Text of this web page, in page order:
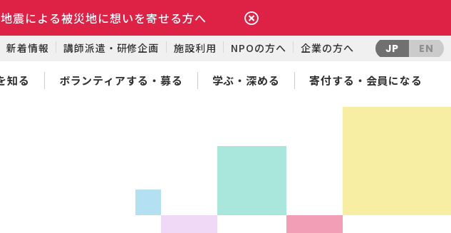
震による被災地に想いを寄せる方へ
新着情報 講師派遣・研修企画 施設利用 NPOの方へ 企業の方へ JP EN
知る ボランティアする・募る 学ぶ・深める 寄付する・会員になる